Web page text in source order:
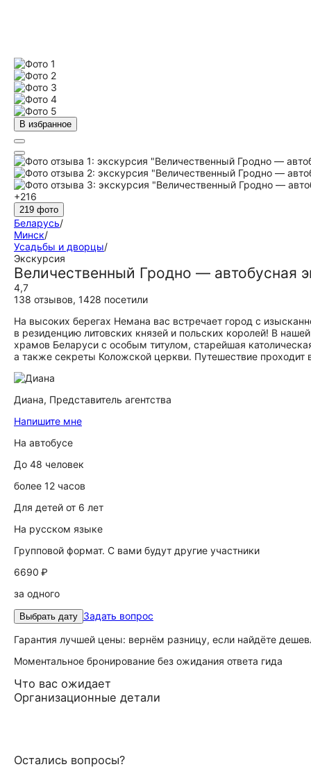
В избранное
+216
219 фото
Беларусь/
Минск/
Усадьбы и дворцы/
Экскурсия
Величественный Гродно — автобусная
4,7
138 отзывов, 1428 посетили
На высоких берегах Немана вас встречает город с
в резиденцию литовских князей и польских королей! В
храмов Беларуси с особым титулом, старейшая
а также секреты Коложской церкви. Путешествие проходит
Диана, Представитель агентства
Напишите мне
На автобусе
До 48 человек
более 12 часов
Для детей от 6 лет
На русском языке
Групповой формат. С вами будут другие участники
6690 ₽
за одного
Выбрать дату Задать вопрос
Гарантия лучшей цены: вернём разницу, если найдёте
Моментальное бронирование без ожидания ответа гида
Что вас ожидает
Организационные детали
Остались вопросы?